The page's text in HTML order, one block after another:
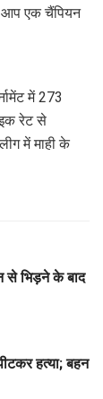
आप एक चैंपियन
में 273
रेट से
में माही के
से भिड़ने के बाद
हत्या; बहन